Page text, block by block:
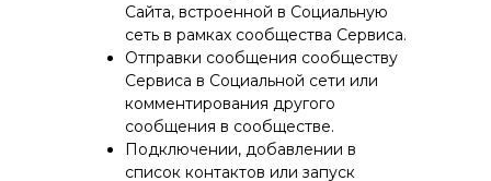
Сайта, встроенной в Социальную
сеть в рамках сообщества Сервиса.
Отправки сообщения сообществу
Сервиса в Социальной сети или
комментирования другого
сообщения в сообществе.
Подключении, добавлении в
список контактов или запуск